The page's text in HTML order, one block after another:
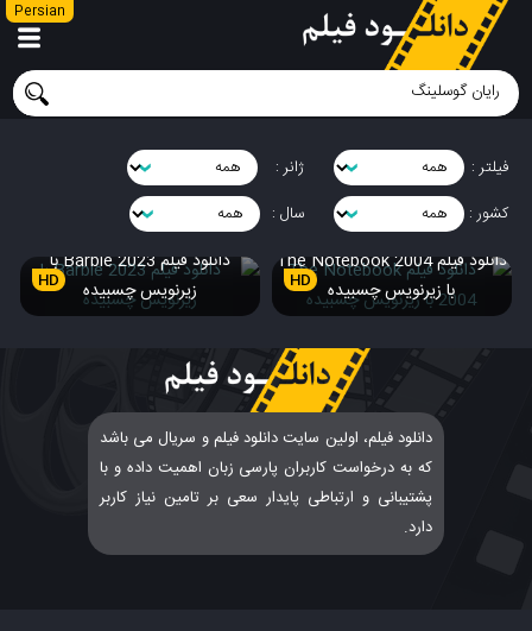
Persian
فیلتر :
ژانر :
کشور :
سال :
دانلود فیلم The Notebook 2004
با زیرنویس چسبیده
HD
دانلود فیلم Barbie 2023 با
زیرنویس چسبیده
HD
دانلود فیلم، اولین سایت دانلود فیلم و سریال می باشد
که به درخواست کاربران پارسی زبان اهمیت داده و با
پشتیبانی و ارتباطی پایدار سعی بر تامین نیاز کاربر
دارد.